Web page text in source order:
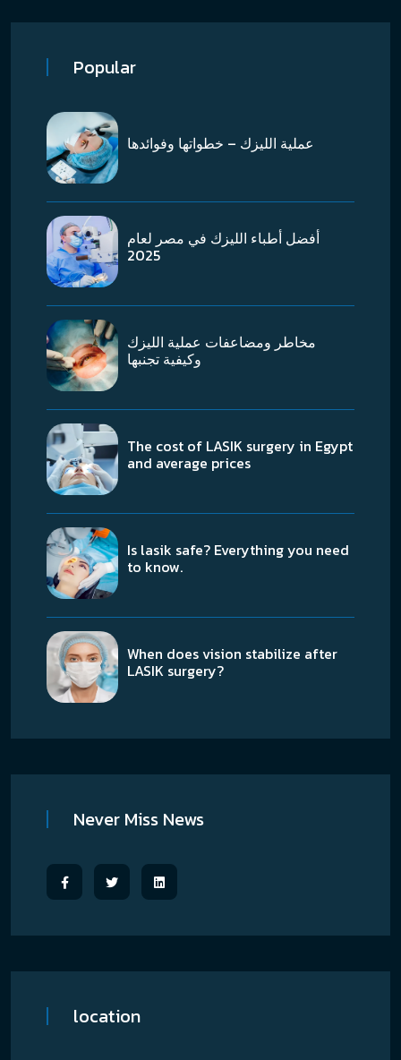
Popular
عملية الليزك – خطواتها وفوائدها
أفضل أطباء الليزك في مصر لعام
2025
مخاطر ومضاعفات عملية الليزك
وكيفية تجنبها
The cost of LASIK surgery in Egypt
and average prices
Is lasik safe? Everything you need
to know.
When does vision stabilize after
LASIK surgery?
Never Miss News
location